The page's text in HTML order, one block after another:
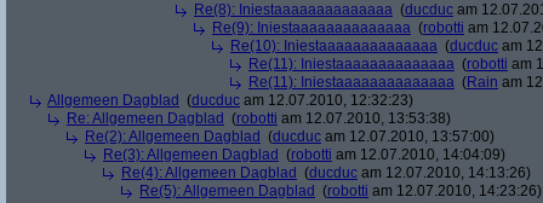
Re(8): Iniestaaaaaaaaaaaaaa (ducduc am
Re(9): Iniestaaaaaaaaaaaaaa (robotti am
Re(10): Iniestaaaaaaaaaaaaaa (ducduc am
Re(11): Iniestaaaaaaaaaaaaaa (robotti am
Re(11): Iniestaaaaaaaaaaaaaa (Rain am
Allgemeen Dagblad (ducduc am 12.07.2010, 12:32:23)
Re: Allgemeen Dagblad (robotti am 12.07.2010, 13:53:38)
Re(2): Allgemeen Dagblad (ducduc am 12.07.2010, 13:57:00)
Re(3): Allgemeen Dagblad (robotti am 12.07.2010, 14:04:09)
Re(4): Allgemeen Dagblad (ducduc am 12.07.2010, 14:13:26)
Re(5): Allgemeen Dagblad (robotti am 12.07.2010, 14:23:26)